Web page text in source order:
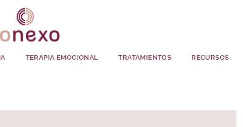
TERAPIA EMOCIONAL TRATAMIENTOS RECURSOS